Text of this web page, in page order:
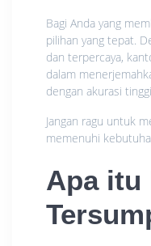
Bagi Anda yang
pilihan yang tepat.
dan terpercaya,
dalam
dengan akurasi
Jangan ragu untuk
memenuhi
Apa itu